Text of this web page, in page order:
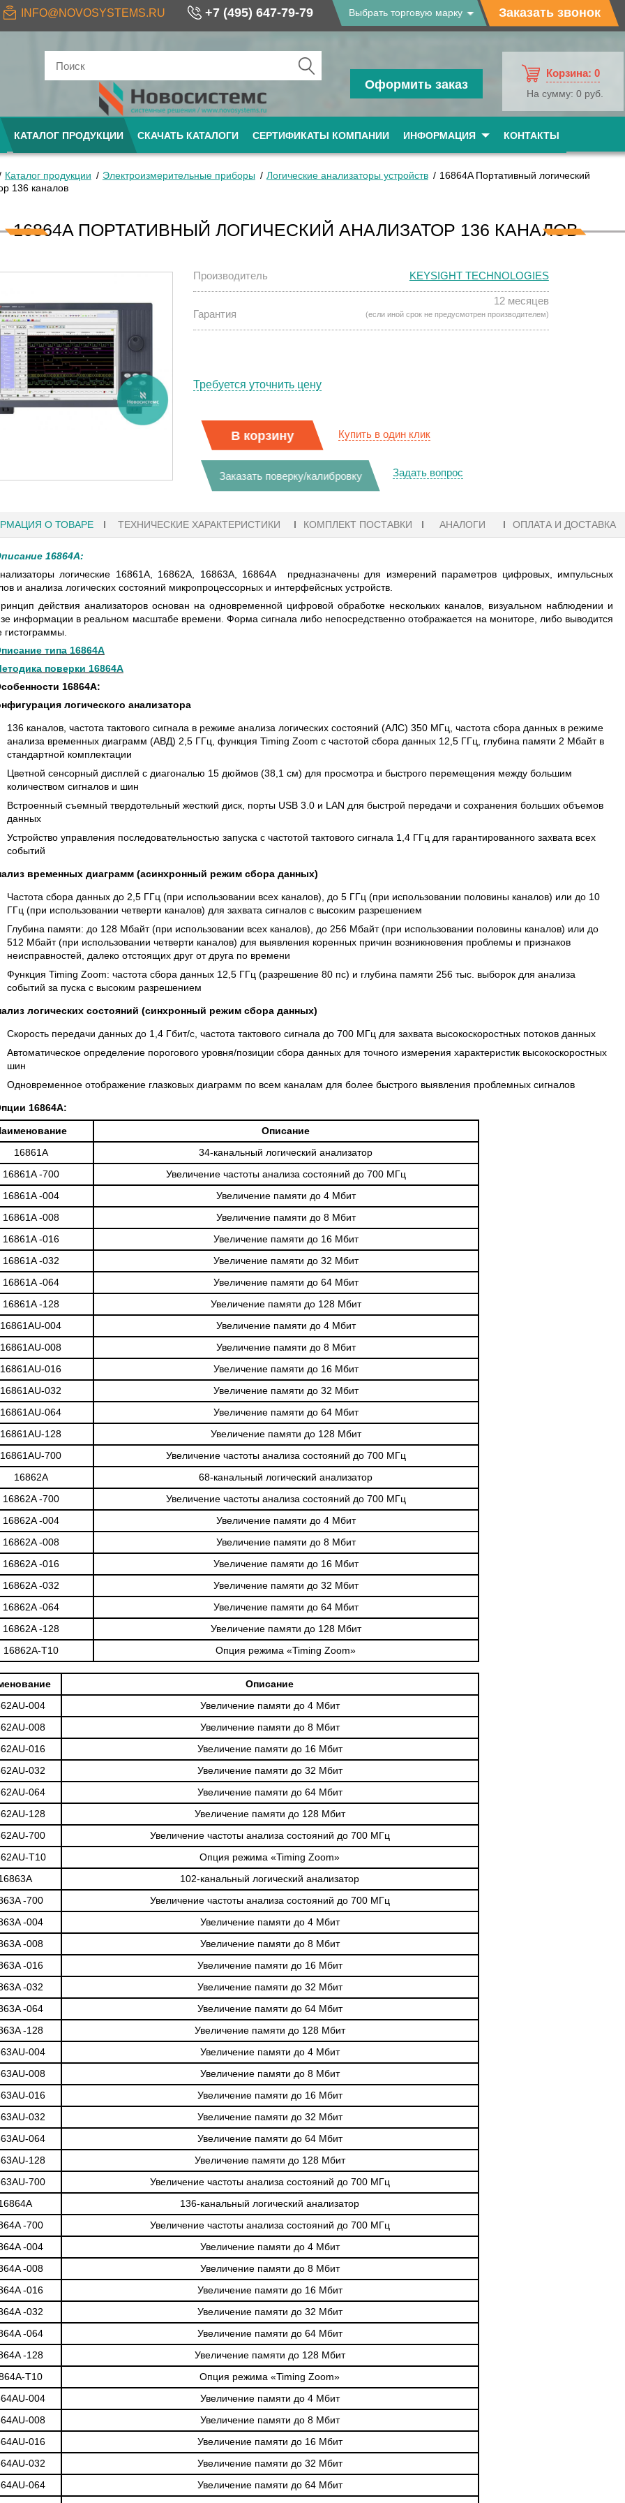
INFO@NOVOSYSTEMS.RU +7 (495) 647-79-79 Выбрать торговую марку Заказать звонок
Оформить заказ
Корзина: 0
На сумму: 0 руб.
КАТАЛОГ ПРОДУКЦИИ СКАЧАТЬ КАТАЛОГИ СЕРТИФИКАТЫ КОМПАНИИ ИНФОРМАЦИЯ КОНТАКТЫ
UXR
27.01.2023 10:06
В НАЛИЧИИ! ZVH8, АНАЛИЗАТОР
КАБЕЛЕЙ И АНТЕНН, 100 КГЦ ДО 8 ГГЦ
Каталог продукции Электроизмерительные приборы Логические анализаторы устройств
16864A Портативный логический
136 каналов
16864A ПОРТАТИВНЫЙ ЛОГИЧЕСКИЙ АНАЛИЗАТОР 136 КАНАЛОВ
Производитель KEYSIGHT TECHNOLOGIES
Гарантия
12 месяцев
(если иной срок не предусмотрен производителем)
Требуется уточнить цену
В корзину Купить в один клик
Заказать поверку/калибровку Задать вопрос
О ТОВАРЕ ТЕХНИЧЕСКИЕ ХАРАКТЕРИСТИКИ КОМПЛЕКТ ПОСТАВКИ АНАЛОГИ ОПЛАТА И ДОСТАВКА
16864A:
логические 16861A, 16862A, 16863A, 16864A предназначены для измерений параметров цифровых, импульсных
и анализа логических состояний микропроцессорных и интерфейсных устройств.
действия анализаторов основан на одновременной цифровой обработке нескольких каналов, визуальном наблюдении и
информации в реальном масштабе времени. Форма сигнала либо непосредственно отображается на мониторе, либо выводится
гистограммы.
типа 16864A
поверки 16864A
16864A:
логического анализатора
136 каналов, частота тактового сигнала в режиме анализа логических состояний (АЛС) 350 МГц, частота сбора данных в режиме
анализа временных диаграмм (АВД) 2,5 ГГц, функция Timing Zoom с частотой сбора данных 12,5 ГГц, глубина памяти 2 Мбайт в
стандартной комплектации
Цветной сенсорный дисплей с диагональю 15 дюймов (38,1 см) для просмотра и быстрого перемещения между большим
количеством сигналов и шин
Встроенный съемный твердотельный жесткий диск, порты USB 3.0 и LAN для быстрой передачи и сохранения больших объемов
данных
Устройство управления последовательностью запуска с частотой тактового сигнала 1,4 ГГц для гарантированного захвата всех
событий
временных диаграмм (асинхронный режим сбора данных)
Частота сбора данных до 2,5 ГГц (при использовании всех каналов), до 5 ГГц (при использовании половины каналов) или до 10
ГГц (при использовании четверти каналов) для захвата сигналов с высоким разрешением
Глубина памяти: до 128 Мбайт (при использовании всех каналов), до 256 Мбайт (при использовании половины каналов) или до
512 Мбайт (при использовании четверти каналов) для выявления коренных причин возникновения проблемы и признаков
неисправностей, далеко отстоящих друг от друга по времени
Функция Timing Zoom: частота сбора данных 12,5 ГГц (разрешение 80 пс) и глубина памяти 256 тыс. выборок для анализа
событий за пуска с высоким разрешением
логических состояний (синхронный режим сбора данных)
Скорость передачи данных до 1,4 Гбит/с, частота тактового сигнала до 700 МГц для захвата высокоскоростных потоков данных
Автоматическое определение порогового уровня/позиции сбора данных для точного измерения характеристик высокоскоростных
шин
Одновременное отображение глазковых диаграмм по всем каналам для более быстрого выявления проблемных сигналов
16864A:
Описание
16861A
34-канальный логический анализатор
16861A -700
Увеличение частоты анализа состояний до 700 МГц
16861A -004
Увеличение памяти до 4 Мбит
16861A -008
Увеличение памяти до 8 Мбит
16861A -016
Увеличение памяти до 16 Мбит
16861A -032
Увеличение памяти до 32 Мбит
16861A -064
Увеличение памяти до 64 Мбит
16861A -128
Увеличение памяти до 128 Мбит
16861AU-004
Увеличение памяти до 4 Мбит
16861AU-008
Увеличение памяти до 8 Мбит
16861AU-016
Увеличение памяти до 16 Мбит
16861AU-032
Увеличение памяти до 32 Мбит
16861AU-064
Увеличение памяти до 64 Мбит
16861AU-128
Увеличение памяти до 128 Мбит
16861AU-700
Увеличение частоты анализа состояний до 700 МГц
16862A
68-канальный логический анализатор
16862A -700
Увеличение частоты анализа состояний до 700 МГц
16862A -004
Увеличение памяти до 4 Мбит
16862A -008
Увеличение памяти до 8 Мбит
16862A -016
Увеличение памяти до 16 Мбит
16862A -032
Увеличение памяти до 32 Мбит
16862A -064
Увеличение памяти до 64 Мбит
16862A -128
Увеличение памяти до 128 Мбит
16862A-T10
Опция режима «Timing Zoom»
Описание
004
Увеличение памяти до 4 Мбит
008
Увеличение памяти до 8 Мбит
016
Увеличение памяти до 16 Мбит
032
Увеличение памяти до 32 Мбит
064
Увеличение памяти до 64 Мбит
128
Увеличение памяти до 128 Мбит
700
Увеличение частоты анализа состояний до 700 МГц
T10
Опция режима «Timing Zoom»
102-канальный логический анализатор
-700
Увеличение частоты анализа состояний до 700 МГц
-004
Увеличение памяти до 4 Мбит
-008
Увеличение памяти до 8 Мбит
-016
Увеличение памяти до 16 Мбит
-032
Увеличение памяти до 32 Мбит
-064
Увеличение памяти до 64 Мбит
-128
Увеличение памяти до 128 Мбит
004
Увеличение памяти до 4 Мбит
008
Увеличение памяти до 8 Мбит
016
Увеличение памяти до 16 Мбит
032
Увеличение памяти до 32 Мбит
064
Увеличение памяти до 64 Мбит
128
Увеличение памяти до 128 Мбит
700
Увеличение частоты анализа состояний до 700 МГц
136-канальный логический анализатор
-700
Увеличение частоты анализа состояний до 700 МГц
-004
Увеличение памяти до 4 Мбит
-008
Увеличение памяти до 8 Мбит
-016
Увеличение памяти до 16 Мбит
-032
Увеличение памяти до 32 Мбит
-064
Увеличение памяти до 64 Мбит
-128
Увеличение памяти до 128 Мбит
T10
Опция режима «Timing Zoom»
004
Увеличение памяти до 4 Мбит
008
Увеличение памяти до 8 Мбит
016
Увеличение памяти до 16 Мбит
032
Увеличение памяти до 32 Мбит
064
Увеличение памяти до 64 Мбит